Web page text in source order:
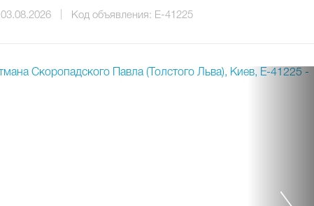
03.08.2026 Код объявления: E-41225